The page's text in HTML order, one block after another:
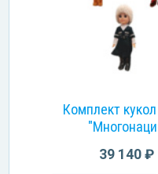
Комплект
39 140 ₽